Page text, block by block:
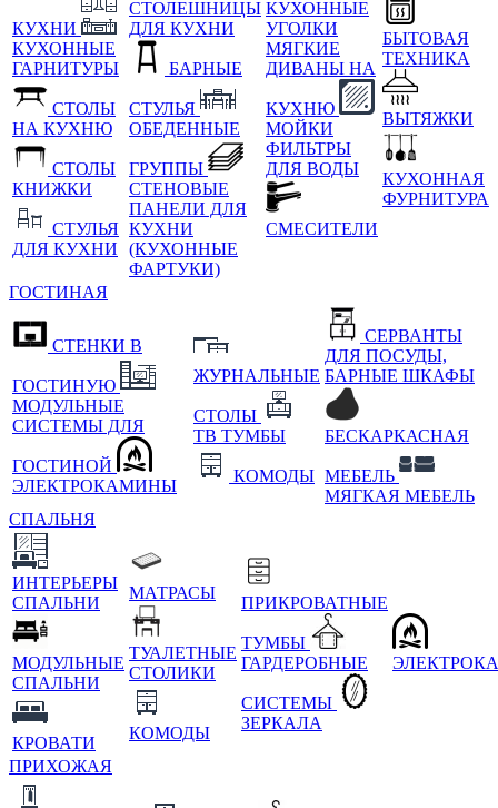
КУХНИ
КУХОННЫЕ
ГАРНИТУРЫ
СТОЛЫ
НА КУХНЮ
СТОЛЫ
КНИЖКИ
СТУЛЬЯ
ДЛЯ КУХНИ
СТОЛЕШНИЦЫ
ДЛЯ КУХНИ
БАРНЫЕ
СТУЛЬЯ
ОБЕДЕННЫЕ
ГРУППЫ
СТЕНОВЫЕ
ПАНЕЛИ ДЛЯ
КУХНИ
(КУХОННЫЕ
ФАРТУКИ)
КУХОННЫЕ
УГОЛКИ
МЯГКИЕ
ДИВАНЫ НА
КУХНЮ
МОЙКИ
ФИЛЬТРЫ
ДЛЯ ВОДЫ
СМЕСИТЕЛИ
БЫТОВАЯ
ТЕХНИКА
ВЫТЯЖКИ
КУХОННАЯ
ФУРНИТУРА
ГОСТИНАЯ
СТЕНКИ В
ГОСТИНУЮ
МОДУЛЬНЫЕ
СИСТЕМЫ ДЛЯ
ГОСТИНОЙ
ЭЛЕКТРОКАМИНЫ
ЖУРНАЛЬНЫЕ
СТОЛЫ
ТВ ТУМБЫ
КОМОДЫ
СЕРВАНТЫ
ДЛЯ ПОСУДЫ,
БАРНЫЕ ШКАФЫ
БЕСКАРКАСНАЯ
МЕБЕЛЬ
МЯГКАЯ МЕБЕЛЬ
СПАЛЬНЯ
ИНТЕРЬЕРЫ
СПАЛЬНИ
МОДУЛЬНЫЕ
СПАЛЬНИ
КРОВАТИ
МАТРАСЫ
ТУАЛЕТНЫЕ
СТОЛИКИ
КОМОДЫ
ПРИКРОВАТНЫЕ
ТУМБЫ
ГАРДЕРОБНЫЕ
СИСТЕМЫ
ЗЕРКАЛА
ПРИХОЖАЯ